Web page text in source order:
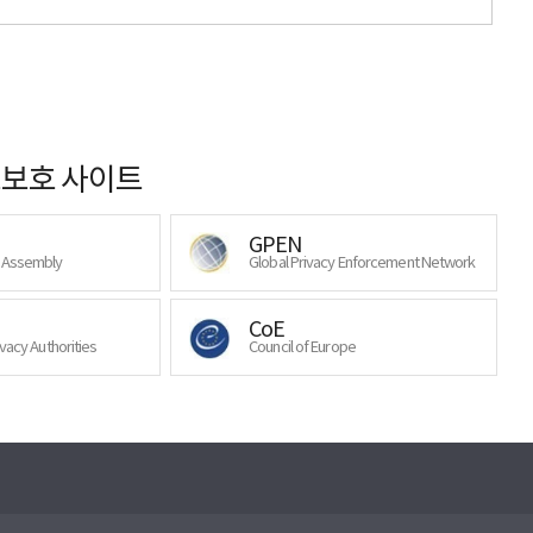
호 사이트
GPEN
Global Privacy Enforcement Network
Authorities
CoE
Council of Europe